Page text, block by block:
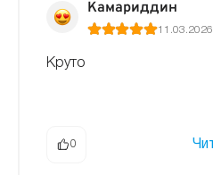
Камариддин
11.03.2026
Круто
0